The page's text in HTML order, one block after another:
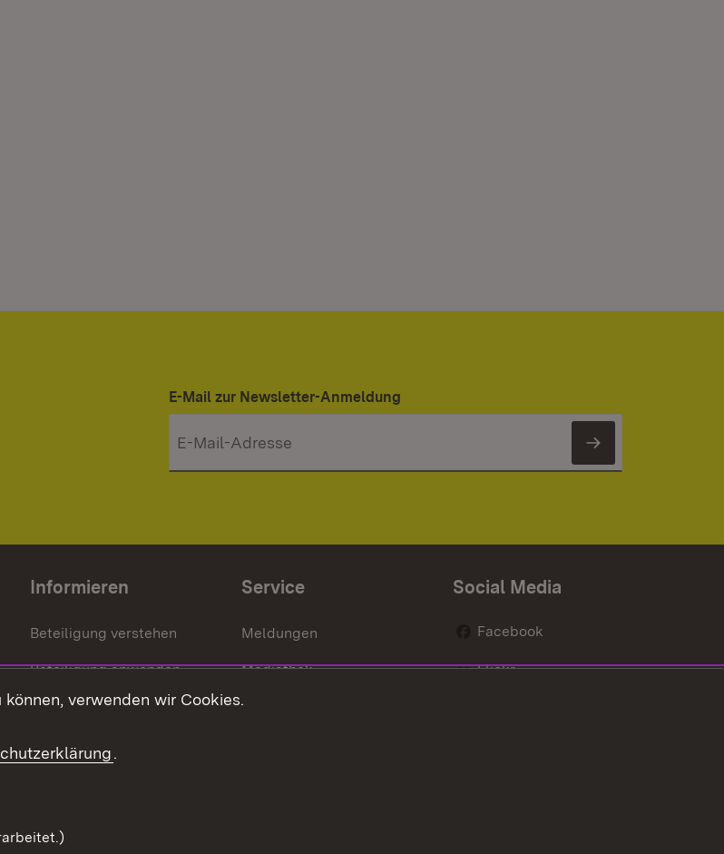
E-Mail zur Newsletter-Anmeldung
Newsletter
Informieren
Beteiligung verstehen
Beteiligung anwenden
Beteiligung stärken
Service
Meldungen
Mediathek
Publikationen
Social Media
Facebook
Flickr
verwenden wir Cookies.
.